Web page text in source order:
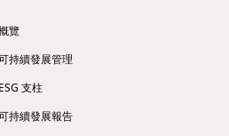
覽
持續發展管理
ESG 支柱
持續發展報告